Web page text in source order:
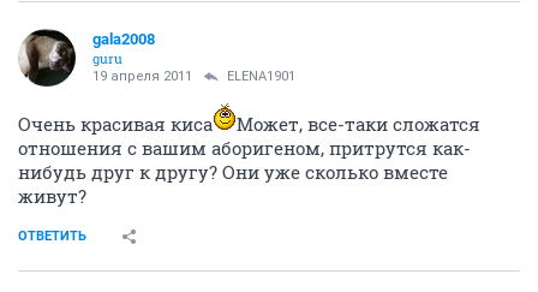
gala2008
guru
19 апреля 2011 ELENA1901
Очень красивая киса
Может, все-таки сложатся
отношения с вашим аборигеном, притрутся как-
нибудь друг к другу? Они уже сколько вместе
живут?
ОТВЕТИТЬ